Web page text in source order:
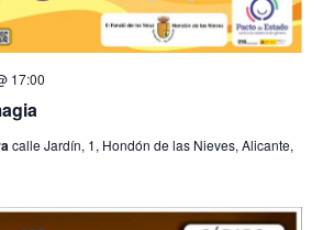
17:00
calle Jardín, 1, Hondón de las Nieves, Alicante,